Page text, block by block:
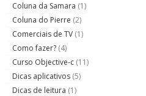
Coluna da Samara (1)
Coluna do Pierre (2)
Comerciais de TV (1)
Como fazer? (4)
Curso Objective-c (11)
Dicas aplicativos (5)
Dicas de leitura (1)